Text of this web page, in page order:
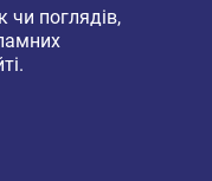
чи поглядів,